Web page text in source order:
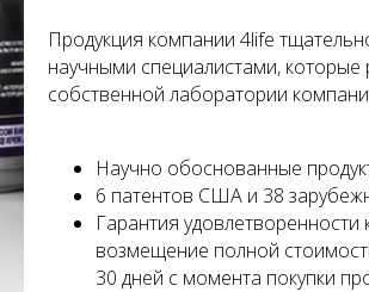
Продукция компании 4life
научными специалистами, которые
собственной лаборатории
Научно обоснованные
6 патентов США и 38
Гарантия удовлетворенности
возмещение полной
30 дней с момента покупки